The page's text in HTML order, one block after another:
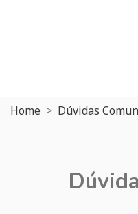
Home Dúvidas